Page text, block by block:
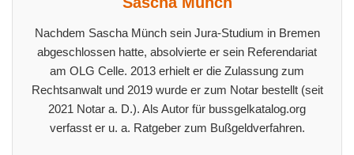
Nachdem Sascha Münch sein Jura-Studium in Bremen
abgeschlossen hatte, absolvierte er sein Referendariat
am OLG Celle. 2013 erhielt er die Zulassung zum
Rechtsanwalt und 2019 wurde er zum Notar bestellt (seit
2021 Notar a. D.). Als Autor für bussgelkatalog.org
verfasst er u. a. Ratgeber zum Bußgeldverfahren.